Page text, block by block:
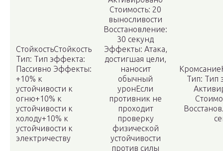
СтойкостьСтойкость
Тип: Тип эффекта:
Пассивно Эффекты:
+10% к
устойчивости к
огню+10% к
устойчивости к
холоду+10% к
устойчивости к
электричеству
Стоимость: 20
выносливости
Восстановление:
30 секунд
Эффекты: Атака,
достигшая цели,
наносит
обычный
уронЕсли
противник не
проходит
проверку
физической
устойчивости
против силы
Тип: Тип